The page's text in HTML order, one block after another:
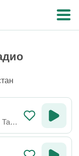
Тад